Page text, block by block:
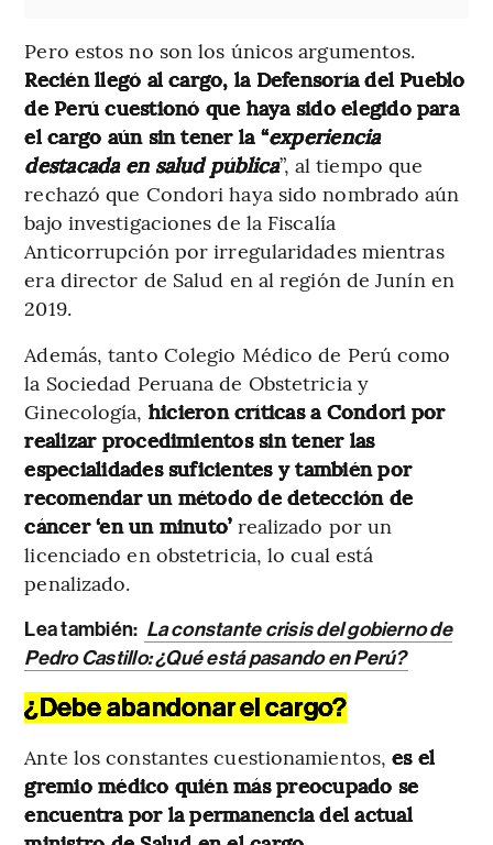
Pero estos no son los únicos argumentos.
Recién llegó al cargo, la Defensoría del Pueblo
de Perú cuestionó que haya sido elegido para
el cargo aún sin tener la “experiencia
destacada en salud pública”, al tiempo que
rechazó que Condori haya sido nombrado aún
bajo investigaciones de la Fiscalía
Anticorrupción por irregularidades mientras
era director de Salud en al región de Junín en
2019.
Además, tanto Colegio Médico de Perú como
la Sociedad Peruana de Obstetricia y
Ginecología, hicieron críticas a Condori por
realizar procedimientos sin tener las
especialidades suficientes y también por
recomendar un método de detección de
cáncer ‘en un minuto’realizado por un
licenciado en obstetricia, lo cual está
penalizado.
Lea también: La constante crisis del gobierno de
Pedro Castillo: ¿Qué está pasando en Perú?
¿Debe abandonar el cargo?
Ante los constantes cuestionamientos,es el
gremio médico quién más preocupado se
encuentra por la permanencia del actual